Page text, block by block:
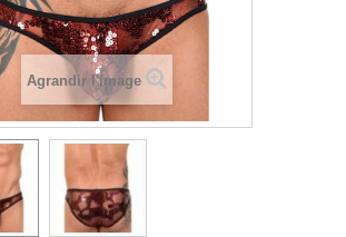
Agrandir l'image